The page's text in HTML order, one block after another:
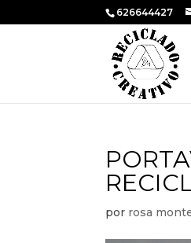
626644427
por rosa